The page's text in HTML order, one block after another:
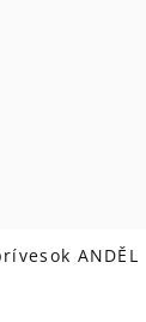
ANDĚL